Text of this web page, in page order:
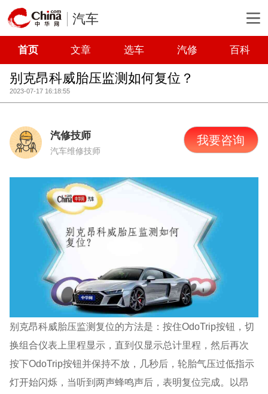
汽车
首页 文章 选车 汽修 百科
别克昂科威胎压监测如何复位？
2023-07-17 16:18:55
汽修技师
汽车维修技师
我要咨询
别克昂科威胎压监测复位的方法是：按住OdoTrip按钮，切
换组合仪表上里程显示，直到仅显示总计里程，然后再次
按下OdoTrip按钮并保持不放，几秒后，轮胎气压过低指示
灯开始闪烁，当听到两声蜂鸣声后，表明复位完成。以昂